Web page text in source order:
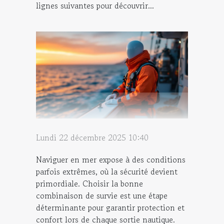
lignes suivantes pour découvrir...
Lundi 22 décembre 2025 10:40
Naviguer en mer expose à des conditions
parfois extrêmes, où la sécurité devient
primordiale. Choisir la bonne
combinaison de survie est une étape
déterminante pour garantir protection et
confort lors de chaque sortie nautique.